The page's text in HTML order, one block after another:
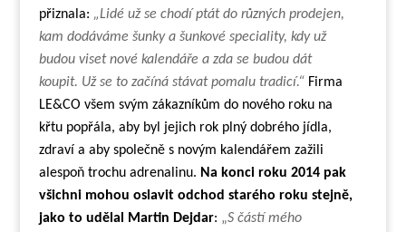
přiznala: „Lidé už se chodí ptát do různých prodejen,
kam dodáváme šunky a šunkové speciality, kdy už
budou viset nové kalendáře a zda se budou dát
koupit. Už se to začíná stávat pomalu tradicí.“ Firma
LE&CO všem svým zákazníkům do nového roku na
křtu popřála, aby byl jejich rok plný dobrého jídla,
zdraví a aby společně s novým kalendářem zažili
alespoň trochu adrenalinu. Na konci roku 2014 pak
všichni mohou oslavit odchod starého roku stejně,
jako to udělal Martin Dejdar: „S částí mého